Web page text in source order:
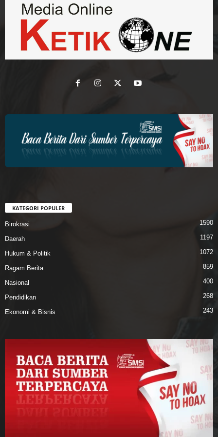
KATEGORI POPULER
Birokrasi 1590
Daerah 1197
Hukum & Politik 1072
Ragam Berita 859
Nasional 400
Pendidikan 268
Ekonomi & Bisnis 243